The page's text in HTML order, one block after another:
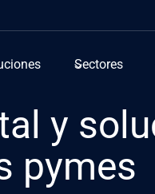
Sectores
y
pymes